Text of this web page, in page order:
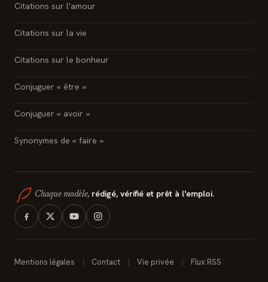
Citations sur l'amour
Citations sur la vie
Citations sur le bonheur
Conjuguer « être »
Conjuguer « avoir »
Synonymes de « faire »
Chaque modèle, rédigé, vérifié et prêt à l'emploi.
Mentions légales Contact Vie privée Flux RSS